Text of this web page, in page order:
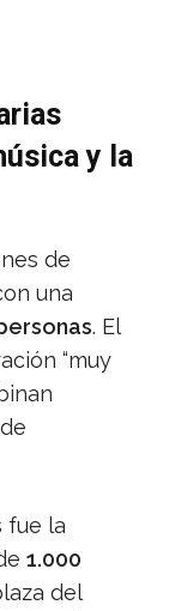
y la
de
una
. El
“muy
fue la
1.000
del